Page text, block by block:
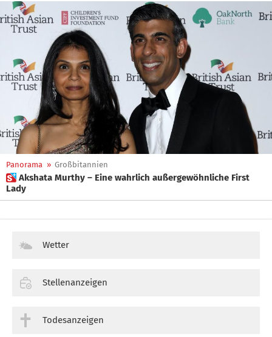
Panorama » Großbitannien
 Akshata Murthy – Eine wahrlich außergewöhnliche First
Lady
Wetter
Stellenanzeigen
Todesanzeigen